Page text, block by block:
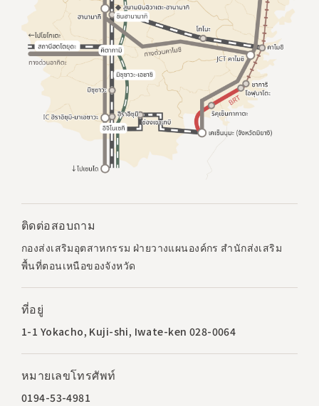
ติดต่อสอบถาม
กองส่งเสริมอุตสาหกรรม ฝ่ายวางแผนองค์กร สำนักส่งเสริม
พื้นที่ตอนเหนือของจังหวัด
ที่อยู่
1-1 Yokacho, Kuji-shi, Iwate-ken 028-0064
หมายเลขโทรศัพท์
0194-53-4981